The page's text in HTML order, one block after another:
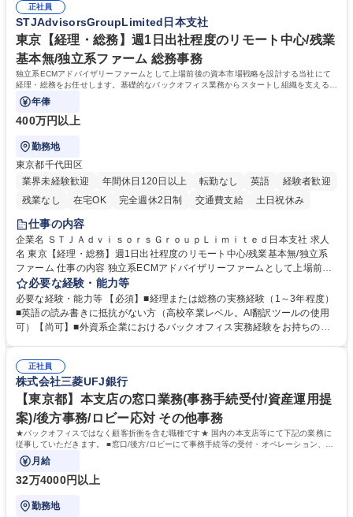
幅広く経験を積みたい意欲がある方に最適な環境です。 募集職種 【総
務・人事】未経験歓迎/日立グループ/組織運営を支えるゼネラリストを目
指す
のご経験 ■労務管理（給与計算・社会保険手続き・勤怠管理など）の経験
■衛生管理者の資格をお持ちの方 学歴・資格 学歴：大学院 大学 高専 短大
専修学校 高校 語学力： 資格：
正社員
STJAdvisorsGroupLimited日本支社
東京【経理・総務】週1日出社程度のリモート中心/残業
基本無/独立系ファーム 総務事務
独立系ECMアドバイザリーファームとして上場前後の資本市場戦略を設計する当社にて
経理・総務をお任せします。基礎的なバックオフィス業務からスタートし組織を支える専
任担当として広く活躍できる環境です。
年俸
400万円以上
勤務地
東京都千代田区
業界未経験歓迎
年間休日120日以上 転勤なし 英語
経験者歓迎
残業なし
在宅OK 完全週休2日制 交通費支給 土日祝休み
仕事の内容
企業名 ＳＴＪＡｄｖｉｓｏｒｓＧｒｏｕｐＬｉｍｉｔｅｄ日本支社 求人
名 東京【経理・総務】週1日出社程度のリモート中心/残業基本無/独立系
ファーム 仕事の内容 独立系ECMアドバイザリーファームとして上場前後
の資本市場戦略を設計する当社にて経理・総務をお任せします。基礎的な
バックオフィス業務からスタートし組織を支える専任担当として広く活躍
できる環境です。 ■日常経理、月次および年次決算サポート業務 ■本国
（グローバル）との英文メール対応（AI翻訳ツール等を使用しての対応で
業務をお任せします。残業も基本的には発生せず、ご自身のペースで業務
を進めやすく定着率の高い環境です。 募集職種 東京【経理・総務】週1日
出社程度のリモート中心/残業基本無/独立系ファーム
必要な経験・能力等
必要な経験・能力等 【必須】■経理または総務の実務経験（1～3年程度）
■英語の読み書きに抵抗がない方（高校卒業レベル。AI翻訳ツールの使用
可）【尚可】■外資系企業におけるバックオフィス実務経験をお持ちの方
【働き方について】現在は週4日程度の在宅勤務を実施しており、ワーク
ライフバランスを重視する方に最適な環境です（フルリモートも面接で相
談可）。【求める人物像】幅広いバックオフィス業務に柔軟に対応でき、
社内外と円滑にコミュニケーションを取りながら業務を推進できる方 学
歴・資格 学歴：大学院 大学 高専 短大 専修学校 高校 語学力： 資格：
正社員
株式会社三菱UFJ銀行
【東京都】本支店の窓口業務(事務手続受付/資産運用提
案)/後方事務/ロビー応対 その他事務
★バックオフィスではなく顧客折衝を含む職種です★ 国内の本支店等にて下記の業務に
従事していただきます。 ■窓口/後方/ロビーにて事務手続等の受付・オペレーション、お
客様対応
月給
32万4000円以上
勤務地